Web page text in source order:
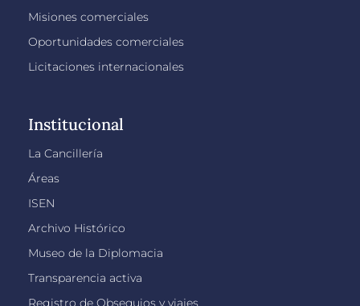
Misiones comerciales
Oportunidades comerciales
Licitaciones internacionales
Institucional
La Cancillería
Áreas
ISEN
Archivo Histórico
Museo de la Diplomacia
Transparencia activa
Registro de Obsequios y viajes